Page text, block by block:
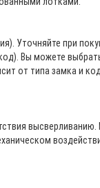
Уточняйте при
Вы можете
от типа замка и